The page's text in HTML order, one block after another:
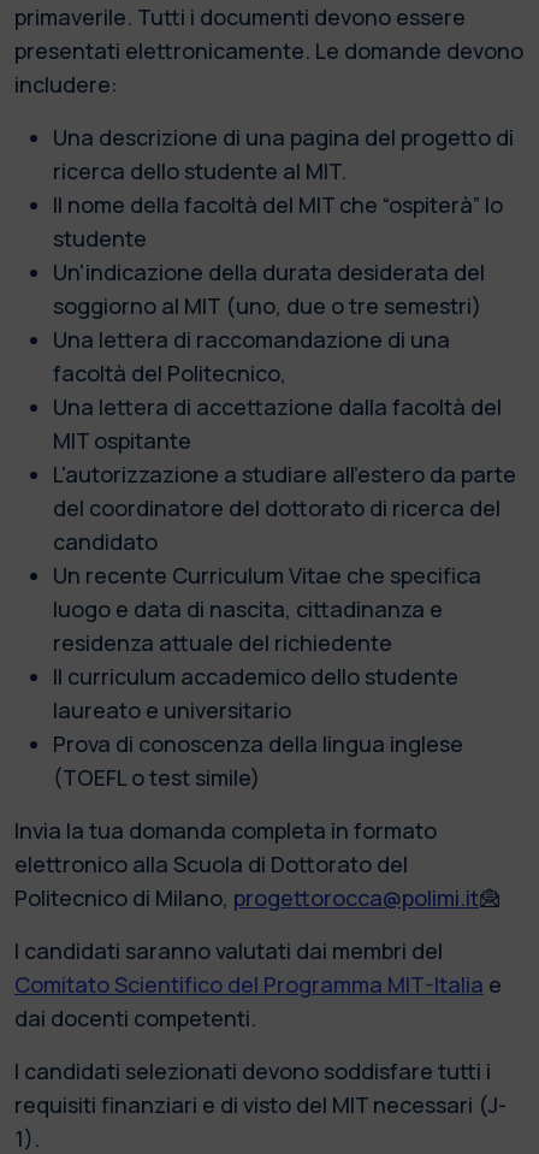
primaverile. Tutti i documenti devono essere
presentati elettronicamente. Le domande devono
includere:
Una descrizione di una pagina del progetto di
ricerca dello studente al MIT.
Il nome della facoltà del MIT che “ospiterà” lo
studente
Un'indicazione della durata desiderata del
soggiorno al MIT (uno, due o tre semestri)
Una lettera di raccomandazione di una
facoltà del Politecnico,
Una lettera di accettazione dalla facoltà del
MIT ospitante
L'autorizzazione a studiare all'estero da parte
del coordinatore del dottorato di ricerca del
candidato
Un recente Curriculum Vitae che specifica
luogo e data di nascita, cittadinanza e
residenza attuale del richiedente
Il curriculum accademico dello studente
laureato e universitario
Prova di conoscenza della lingua inglese
(TOEFL o test simile)
Invia la tua domanda completa in formato
elettronico alla Scuola di Dottorato del
Politecnico di Milano, progettorocca@polimi.it
I candidati saranno valutati dai membri del
Comitato Scientifico del Programma MIT-Italia e
dai docenti competenti.
I candidati selezionati devono soddisfare tutti i
requisiti finanziari e di visto del MIT necessari (J-
1).